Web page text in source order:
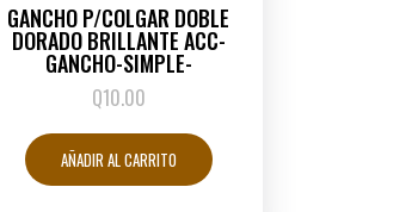
GANCHO P/COLGAR DOBLE
DORADO BRILLANTE ACC-
GANCHO-SIMPLE-
Q10.00
AÑADIR AL CARRITO